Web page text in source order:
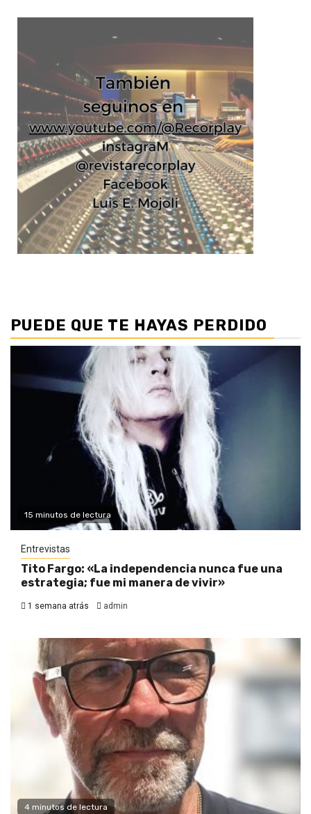
PUEDE QUE TE HAYAS PERDIDO
15 minutos de lectura
Entrevistas
Tito Fargo: «La independencia nunca fue una
estrategia; fue mi manera de vivir»
1 semana atrás admin
4 minutos de lectura